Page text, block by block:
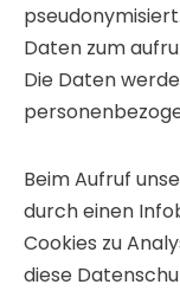
Daten zum
Die Daten
Beim Aufruf
durch einen
Cookies zu
diese